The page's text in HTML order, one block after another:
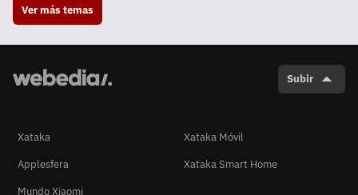
Ver más temas
Subir
Xataka
Xataka Móvil
Applesfera
Xataka Smart Home
Mundo Xiaomi